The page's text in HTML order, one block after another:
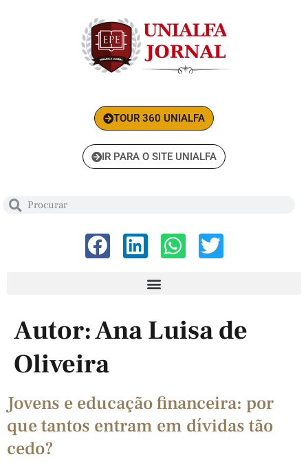
TOUR 360 UNIALFA
IR PARA O SITE UNIALFA
Autor:Ana Luisa de
Oliveira
Jovens e educação financeira: por
que tantos entram em dívidas tão
cedo?